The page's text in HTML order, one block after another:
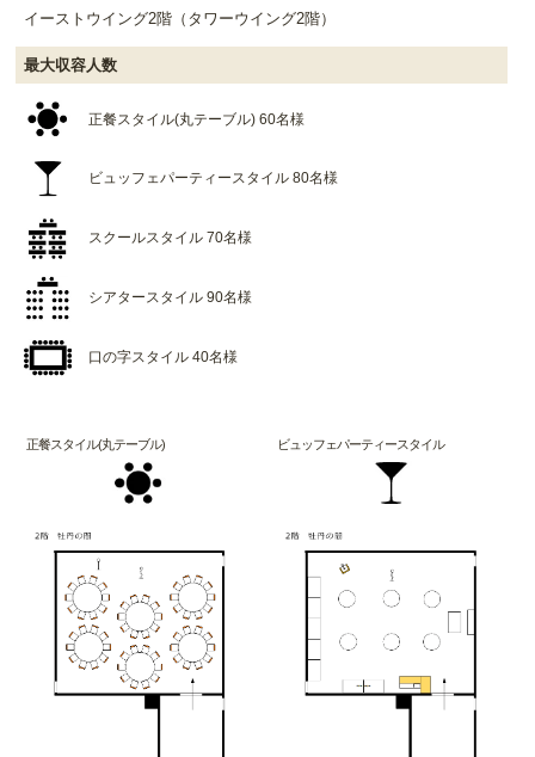
イーストウイング2階（タワーウイング2階）
最大収容人数
正餐スタイル(丸テーブル) 60名様
ビュッフェパーティースタイル 80名様
スクールスタイル 70名様
シアタースタイル 90名様
口の字スタイル 40名様
正餐スタイル(丸テーブル) ビュッフェパーティースタイル